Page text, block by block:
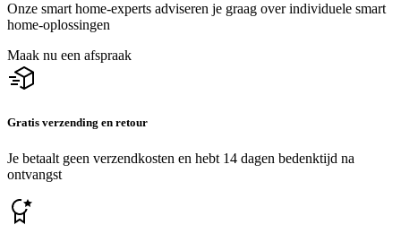
Onze smart home-experts adviseren je graag over individuele smart
home-oplossingen
Maak nu een afspraak
Gratis verzending en retour
Je betaalt geen verzendkosten en hebt 14 dagen bedenktijd na
ontvangst